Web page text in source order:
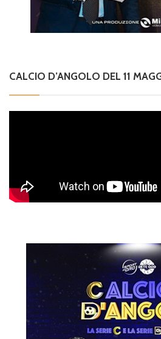
CALCIO D’ANGOLO DEL 11